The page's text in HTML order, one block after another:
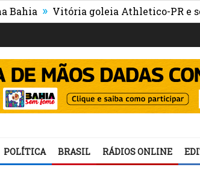
» Vitória goleia Athletico-PR e segue na
POLÍTICA BRASIL RÁDIOS ONLINE